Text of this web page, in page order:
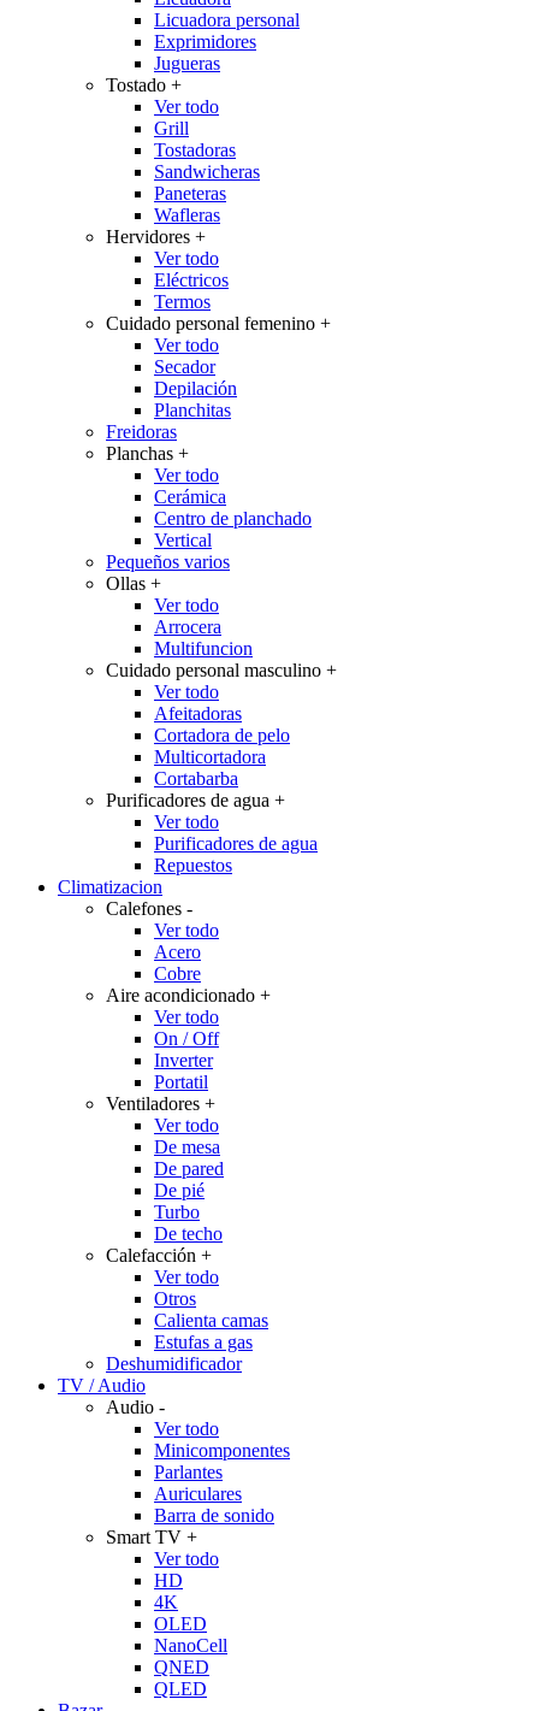
Licuadora personal
Exprimidores
Jugueras
Tostado +
Ver todo
Grill
Tostadoras
Sandwicheras
Paneteras
Wafleras
Hervidores +
Ver todo
Eléctricos
Termos
Cuidado personal femenino +
Ver todo
Secador
Depilación
Planchitas
Freidoras
Planchas +
Ver todo
Cerámica
Centro de planchado
Vertical
Pequeños varios
Ollas +
Ver todo
Arrocera
Multifuncion
Cuidado personal masculino +
Ver todo
Afeitadoras
Cortadora de pelo
Multicortadora
Cortabarba
Purificadores de agua +
Ver todo
Purificadores de agua
Repuestos
Climatizacion
Calefones -
Ver todo
Acero
Cobre
Aire acondicionado +
Ver todo
On / Off
Inverter
Portatil
Ventiladores +
Ver todo
De mesa
De pared
De pié
Turbo
De techo
Calefacción +
Ver todo
Otros
Calienta camas
Estufas a gas
Deshumidificador
TV / Audio
Audio -
Ver todo
Minicomponentes
Parlantes
Auriculares
Barra de sonido
Smart TV +
Ver todo
HD
4K
OLED
NanoCell
QNED
QLED